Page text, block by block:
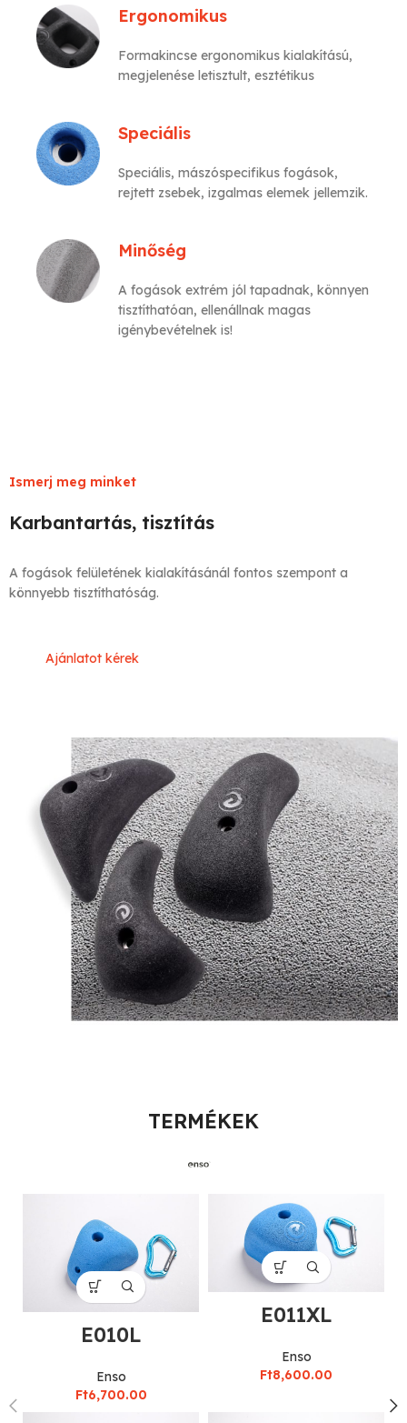
Ergonomikus
Formakincse ergonomikus kialakítású,
megjelenése letisztult, esztétikus
Speciális
Speciális, mászóspecifikus fogások,
rejtett zsebek, izgalmas elemek jellemzik.
Minőség
A fogások extrém jól tapadnak, könnyen
tisztíthatóan, ellenállnak magas
igénybevételnek is!
Ismerj meg minket
Karbantartás, tisztítás
A fogások felületének kialakításánál fontos szempont a
könnyebb tisztíthatóság.
Ajánlatot kérek
TERMÉKEK
E010L
Enso
Ft6,700.00
E011XL
Enso
Ft8,600.00